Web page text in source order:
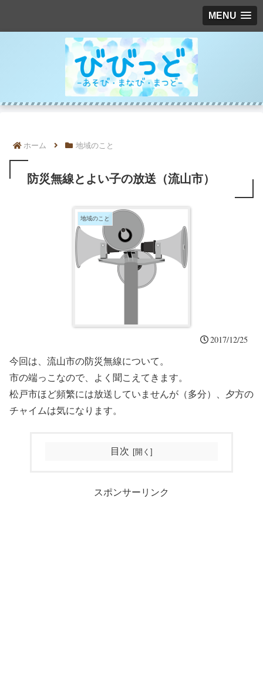
MENU
ホーム 地域のこと
防災無線とよい子の放送（流山市）
地域のこと
2017/12/25
今回は、流山市の防災無線について。
市の端っこなので、よく聞こえてきます。
松戸市ほど頻繁には放送していませんが（多分）、夕方の
チャイムは気になります。
目次
スポンサーリンク